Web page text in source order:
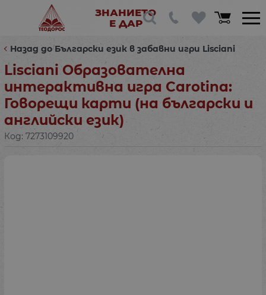
ЗНАНИЕТО
Е ДАР
Назад до Български език в забавни игри Lisciani
Lisciani Образователна
интерактивна игра Carotina:
Говорещи карти (на български и
английски език)
Код: 7273109920